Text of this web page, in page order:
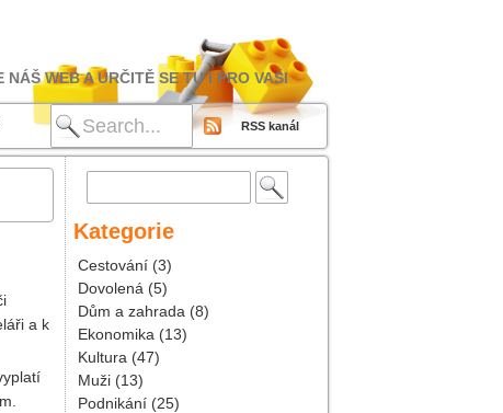
RSS kanál
WEB A URČITĚ SE TU I PRO VAŠI
a k
Kategorie
Cestování (3)
Dovolená (5)
Dům a zahrada (8)
Ekonomika (13)
Kultura (47)
Muži (13)
Podnikání (25)